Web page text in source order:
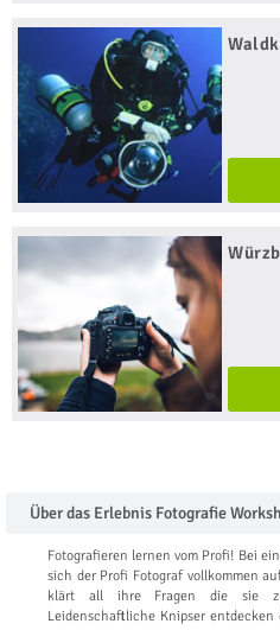
Über das Erlebnis Fotografie
Fotografieren lernen vom Profi! Bei
sich der Profi Fotograf vollkommen
klärt all ihre Fragen die sie
Leidenschaftliche Knipser